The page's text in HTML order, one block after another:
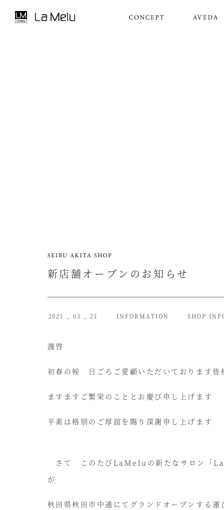
新店舗オープンのお知らせ
2021 _ 03 _ 21 INFORMATION SHOP
謹啓
初春の候 日ごろご愛顧いただいております皆
ますますご繁栄のこととお慶び申し上げます
平素は格別のご厚誼を賜り深謝申し上げます
さて このたびLaMeluの新たなサロン
が
秋田県秋田市中通にてグランドオープンする運